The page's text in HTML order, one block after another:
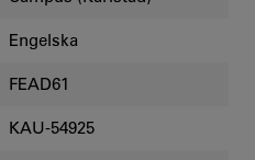
Engelska
FEAD61
KAU-54925